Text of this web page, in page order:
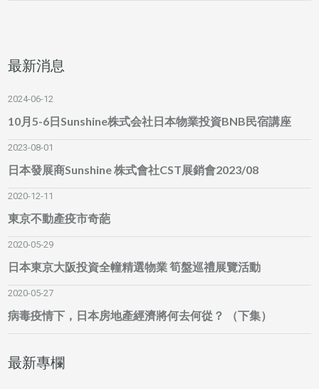
最新消息
2024-06-12
10月5-6日Sunshine株式会社日本物業投資BNB民宿講座
2023-08-01
日本發展商Sunshine 株式會社CST展銷會2023/08
2020-12-11
東京不動產疫市奇葩
2020-05-29
日本東京大阪投資全幢精選物業 筍盤巡禮展覽活動
2020-05-27
病毒疫情下，日本房地產經濟將何去何從？ （下集）
最新專欄